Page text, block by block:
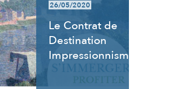
26/05/2020
Le Contrat de
Destination
Impressionnisme